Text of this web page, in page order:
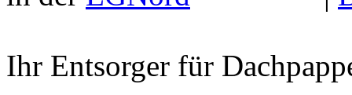
Ihr Entsorger für